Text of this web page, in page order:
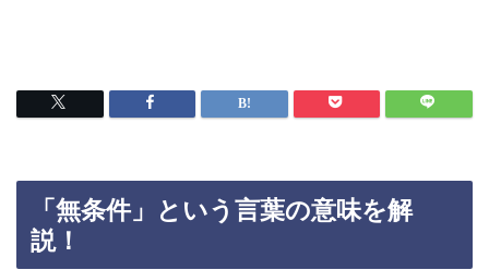
「無条件」という言葉の意味を解
説！